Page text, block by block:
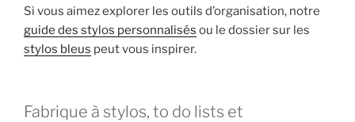
Si vous aimez explorer les outils d’organisation, notre
guide des stylos personnalisés ou le dossier sur les
stylos bleus peut vous inspirer.
Fabrique à stylos, to do lists et